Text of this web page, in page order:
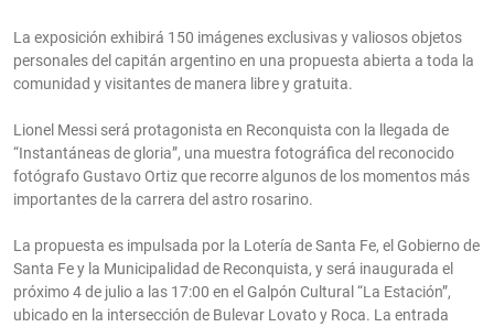
La exposición exhibirá 150 imágenes exclusivas y valiosos objetos
personales del capitán argentino en una propuesta abierta a toda la
comunidad y visitantes de manera libre y gratuita.
Lionel Messi será protagonista en Reconquista con la llegada de
“Instantáneas de gloria”, una muestra fotográfica del reconocido
fotógrafo Gustavo Ortiz que recorre algunos de los momentos más
importantes de la carrera del astro rosarino.
La propuesta es impulsada por la Lotería de Santa Fe, el Gobierno de
Santa Fe y la Municipalidad de Reconquista, y será inaugurada el
próximo 4 de julio a las 17:00 en el Galpón Cultural “La Estación”,
ubicado en la intersección de Bulevar Lovato y Roca. La entrada